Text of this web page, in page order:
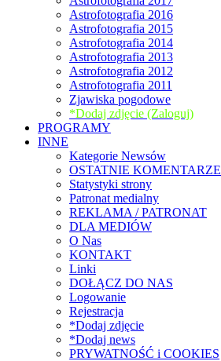
Astrofotografia 2016
Astrofotografia 2015
Astrofotografia 2014
Astrofotografia 2013
Astrofotografia 2012
Astrofotografia 2011
Zjawiska pogodowe
*Dodaj zdjęcie (Zaloguj)
PROGRAMY
INNE
Kategorie Newsów
OSTATNIE KOMENTARZE
Statystyki strony
Patronat medialny
REKLAMA / PATRONAT
DLA MEDIÓW
O Nas
KONTAKT
Linki
DOŁĄCZ DO NAS
Logowanie
Rejestracja
*Dodaj zdjęcie
*Dodaj news
PRYWATNOŚĆ i COOKIES